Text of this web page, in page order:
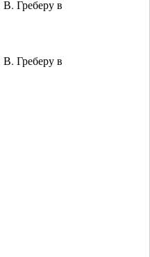
Греберу в
Греберу в